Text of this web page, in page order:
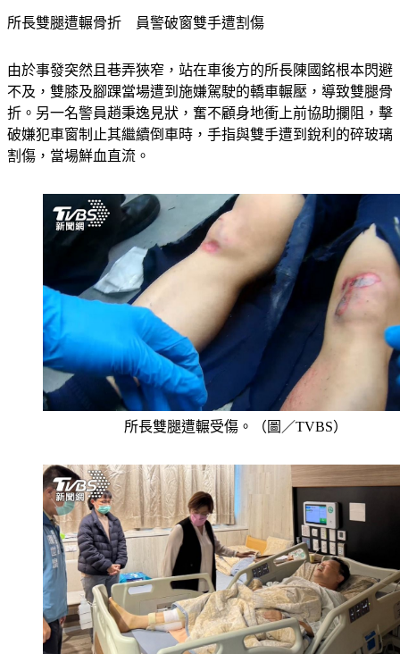
所長雙腿遭輾骨折　員警破窗雙手遭割傷
由於事發突然且巷弄狹窄，站在車後方的所長陳國銘根本閃避
不及，雙膝及腳踝當場遭到施嫌駕駛的轎車輾壓，導致雙腿骨
折。另一名警員趙秉逸見狀，奮不顧身地衝上前協助攔阻，擊
破嫌犯車窗制止其繼續倒車時，手指與雙手遭到銳利的碎玻璃
割傷，當場鮮血直流。
所長雙腿遭輾受傷。（圖／TVBS）